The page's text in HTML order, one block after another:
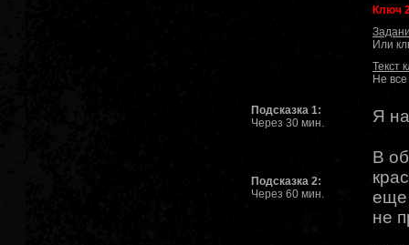
Ключ
Или
Текст
Не
Подсказка 1:
Через 30 мин.
Я
Подсказка 2:
Через 60 мин.
В
еще
не